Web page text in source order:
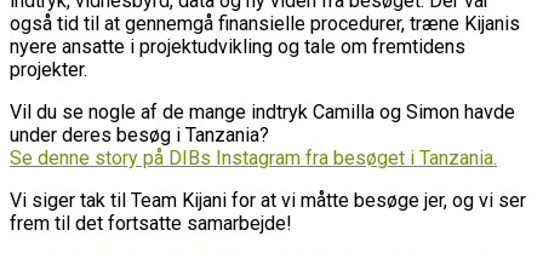
også tid til at gennemgå finansielle procedurer, træne Kijanis
nyere ansatte i projektudvikling og tale om fremtidens
projekter.
Vil du se nogle af de mange indtryk Camilla og Simon havde
under deres besøg i Tanzania?
Se denne story på DIBs Instagram fra besøget i Tanzania.
Vi siger tak til Team Kijani for at vi måtte besøge jer, og vi ser
frem til det fortsatte samarbejde!